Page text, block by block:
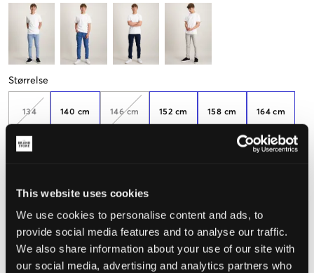
This website uses cookies
We use cookies to personalise content and ads, to
provide social media features and to analyse our traffic.
We also share information about your use of our site with
our social media, advertising and analytics partners who
Størrelse
134 140 cm 146 cm 152 cm 158 cm 164 cm
Opplevd størrelse